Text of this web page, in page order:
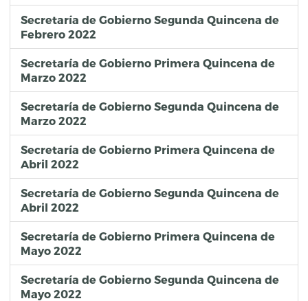
Secretaría de Gobierno Segunda Quincena de
Febrero 2022
Secretaría de Gobierno Primera Quincena de
Marzo 2022
Secretaría de Gobierno Segunda Quincena de
Marzo 2022
Secretaría de Gobierno Primera Quincena de
Abril 2022
Secretaría de Gobierno Segunda Quincena de
Abril 2022
Secretaría de Gobierno Primera Quincena de
Mayo 2022
Secretaría de Gobierno Segunda Quincena de
Mayo 2022